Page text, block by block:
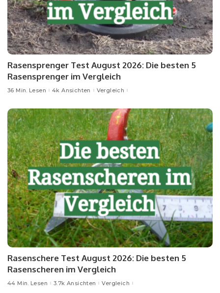
Rasensprenger Test August 2026: Die besten 5
Rasensprenger im Vergleich
36 Min. Lesen 4k Ansichten Vergleich
Rasenschere Test August 2026: Die besten 5
Rasenscheren im Vergleich
44 Min. Lesen 3.7k Ansichten Vergleich